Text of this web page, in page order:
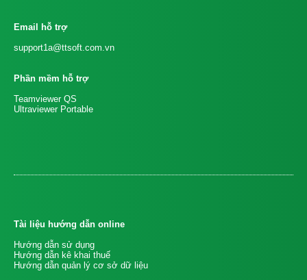
Email hỗ trợ
support1a@ttsoft.com.vn
Phần mềm hỗ trợ
Teamviewer QS
Ultraviewer Portable
Tài liệu hướng dẫn online
Hướng dẫn sử dụng
Hướng dẫn kê khai thuế
Hướng dẫn quản lý cơ sở dữ liệu